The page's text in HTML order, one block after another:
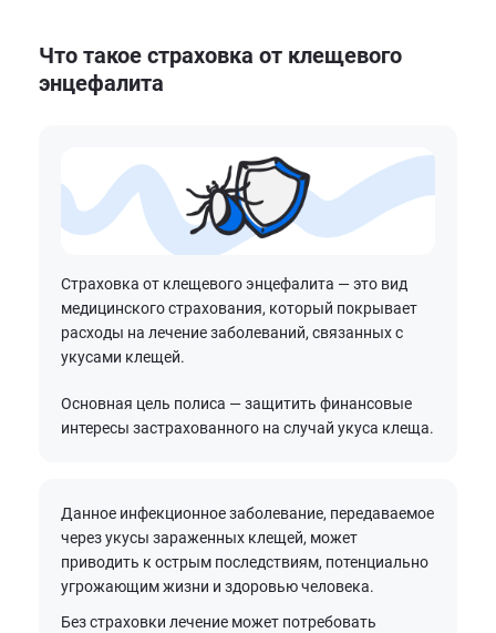
Что такое страховка от клещевого
энцефалита
Страховка от клещевого энцефалита — это вид
медицинского страхования, который покрывает
расходы на лечение заболеваний, связанных с
укусами клещей.
Основная цель полиса — защитить финансовые
интересы застрахованного на случай укуса клеща.
Данное инфекционное заболевание, передаваемое
через укусы зараженных клещей, может
приводить к острым последствиям, потенциально
угрожающим жизни и здоровью человека.
Без страховки лечение может потребовать